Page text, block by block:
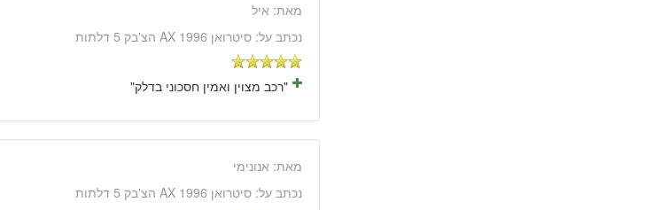
מאת:איל
נכתב על:סיטרואן AX 1996 הצ'בק 5 דלתות
"רכב מצוין ואמין חסכוני בדלק"
מאת:אנונימי
נכתב על:סיטרואן AX 1996 הצ'בק 5 דלתות